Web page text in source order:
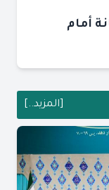
أمام
[المزيد..]